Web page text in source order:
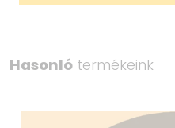
Hasonló termékeink